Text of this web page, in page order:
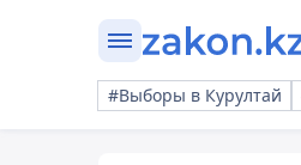
#Выборы в Курултай